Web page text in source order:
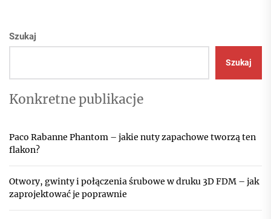
Szukaj
Szukaj
Konkretne publikacje
Paco Rabanne Phantom – jakie nuty zapachowe tworzą ten
flakon?
Otwory, gwinty i połączenia śrubowe w druku 3D FDM – jak
zaprojektować je poprawnie